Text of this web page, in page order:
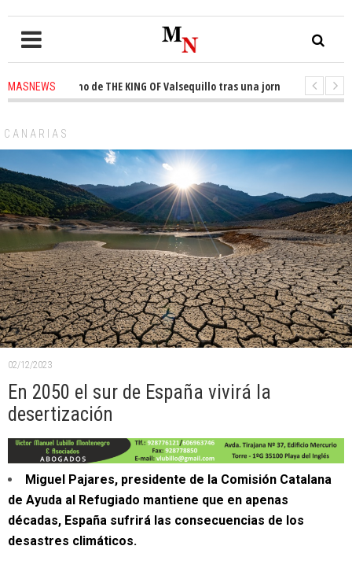
MASNEWS
trono de THE KING OF Valsequillo tras una jornada de baloncesto
CANARIAS
02/12/2023
En 2050 el sur de España vivirá la
desertización
Miguel Pajares, presidente de la Comisión Catalana
de Ayuda al Refugiado mantiene que en apenas
décadas, España sufrirá las consecuencias de los
desastres climáticos.